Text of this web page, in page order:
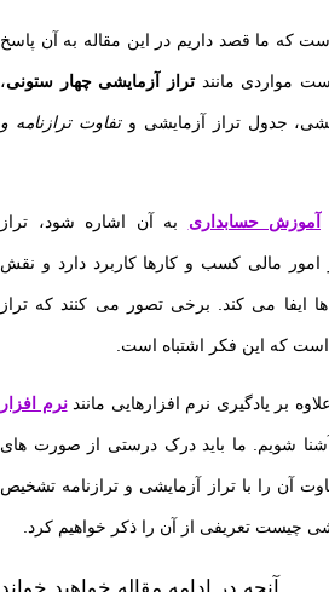
که ما قصد داریم در این مقاله به آن پاسخ
مواردی مانند تراز آزمایشی چهار ستونی،
جدول تراز آزمایشی و تفاوت ترازنامه و
آموزش حسابداریبه آن اشاره شود، تراز
مالی کسب و کارها کاربرد دارد و نقش
می کند. برخی تصور می کنند که تراز
که این فکر اشتباه است.
بر یادگیری نرم افزارهایی مانندنرم افزار
آشنا شویم. ما باید درک درستی از صورت های
آن را با تراز آزمایشی و ترازنامه تشخیص
چیست تعریفی از آن را ذکر خواهیم کرد.